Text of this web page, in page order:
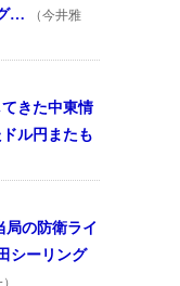
…
（今井雅
きた中東情
ル円またも
局の防衛ライ
シーリング